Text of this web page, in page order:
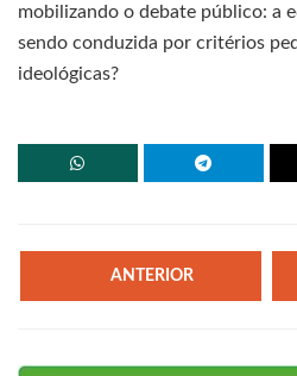
mobilizando o debate público: a
sendo conduzida por critérios
ideológicas?
ANTERIOR